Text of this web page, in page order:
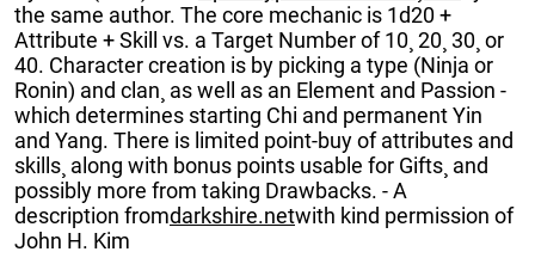
the same author. The core mechanic is 1d20 +
Attribute + Skill vs. a Target Number of 10¸ 20¸ 30¸ or
40. Character creation is by picking a type (Ninja or
Ronin) and clan¸ as well as an Element and Passion -
which determines starting Chi and permanent Yin
and Yang. There is limited point-buy of attributes and
skills¸ along with bonus points usable for Gifts¸ and
possibly more from taking Drawbacks. - A
description fromdarkshire.netwith kind permission of
John H. Kim